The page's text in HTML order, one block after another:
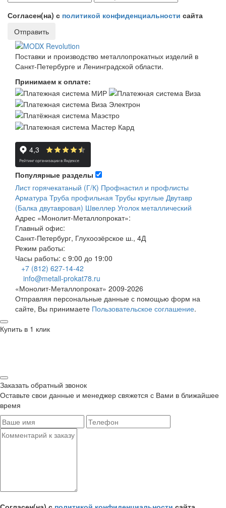
Согласен(на) с политикой конфиденциальности сайта
Отправить
Поставки и производство металлопрокатных изделий в
Санкт-Петербурге и Ленинградской области.
Принимаем к оплате:
Популярные разделы
Лист горячекатаный (Г/К) Профнастил и профлисты
Арматура Труба профильная Трубы круглые Двутавр
(Балка двутавровая) Швеллер Уголок металлический
Адрес «Монолит-Металлопрокат»:
Главный офис:
Санкт-Петербург, Глухоозёрское ш., 4Д
Режим работы:
Часы работы: с 9:00 до 19:00
+7 (812) 627-14-42
info@metall-prokat78.ru
«Монолит-Металлопрокат» 2009-2026
Отправляя персональные данные с помощью форм на
сайте, Вы принимаете Пользовательское соглашение.
Купить в 1 клик
Заказать обратный звонок
Оставьте свои данные и менеджер свяжется с Вами в ближайшее
время